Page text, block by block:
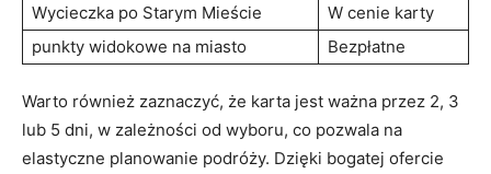
Wycieczka po⁤ Starym Mieście
W cenie ‍karty
punkty widokowe na miasto
Bezpłatne
Warto również zaznaczyć, że karta jest ważna przez⁢ 2, 3
lub 5 dni, w zależności od ⁣wyboru, co pozwala na
elastyczne planowanie podróży. ⁣Dzięki bogatej ofercie​